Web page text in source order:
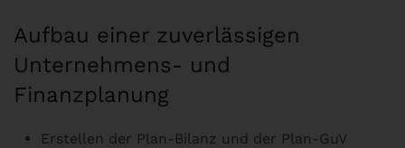
Aufbau einer zuverlässigen
Unternehmens- und
Finanzplanung
Erstellen der Plan-Bilanz und der Plan-GuV